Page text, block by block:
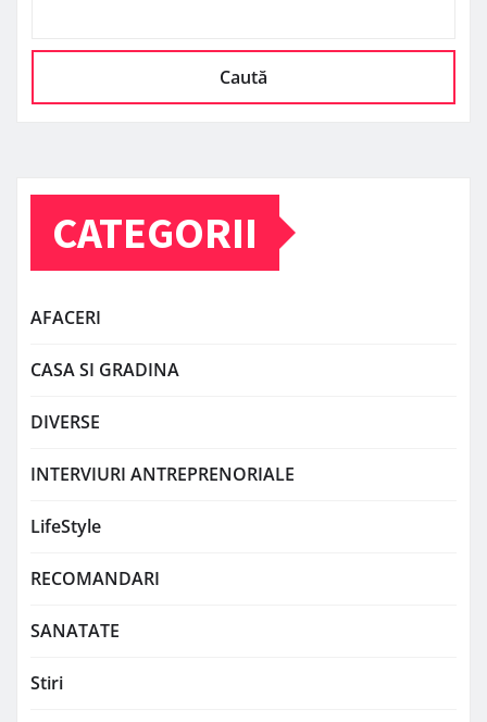
Caută
CATEGORII
AFACERI
CASA SI GRADINA
DIVERSE
INTERVIURI ANTREPRENORIALE
LifeStyle
RECOMANDARI
SANATATE
Stiri